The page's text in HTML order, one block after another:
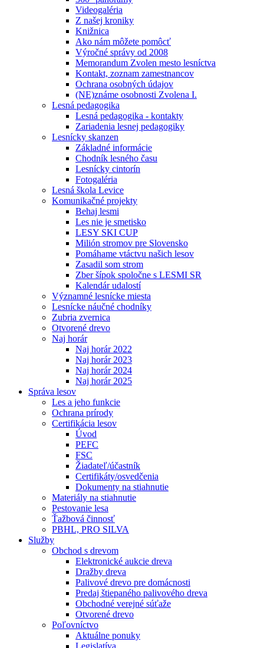
Videogaléria
Z našej kroniky
Knižnica
Ako nám môžete pomôcť
Výročné správy od 2008
Memorandum Zvolen mesto lesníctva
Kontakt, zoznam zamestnancov
Ochrana osobných údajov
(NE)známe osobnosti Zvolena I.
Lesná pedagogika
Lesná pedagogika - kontakty
Zariadenia lesnej pedagogiky
Lesnícky skanzen
Základné informácie
Chodník lesného času
Lesnícky cintorín
Fotogaléria
Lesná škola Levice
Komunikačné projekty
Behaj lesmi
Les nie je smetisko
LESY SKI CUP
Milión stromov pre Slovensko
Pomáhame vtáctvu našich lesov
Zasadil som strom
Zber šípok spoločne s LESMI SR
Kalendár udalostí
Významné lesnícke miesta
Lesnícke náučné chodníky
Zubria zvernica
Otvorené drevo
Naj horár
Naj horár 2022
Naj horár 2023
Naj horár 2024
Naj horár 2025
Správa lesov
Les a jeho funkcie
Ochrana prírody
Certifikácia lesov
Úvod
PEFC
FSC
Žiadateľ/účastník
Certifikáty/osvedčenia
Dokumenty na stiahnutie
Materiály na stiahnutie
Pestovanie lesa
Ťažbová činnosť
PBHL, PRO SILVA
Služby
Obchod s drevom
Elektronické aukcie dreva
Dražby dreva
Palivové drevo pre domácnosti
Predaj štiepaného palivového dreva
Obchodné verejné súťaže
Otvorené drevo
Poľovníctvo
Aktuálne ponuky
Legislatíva